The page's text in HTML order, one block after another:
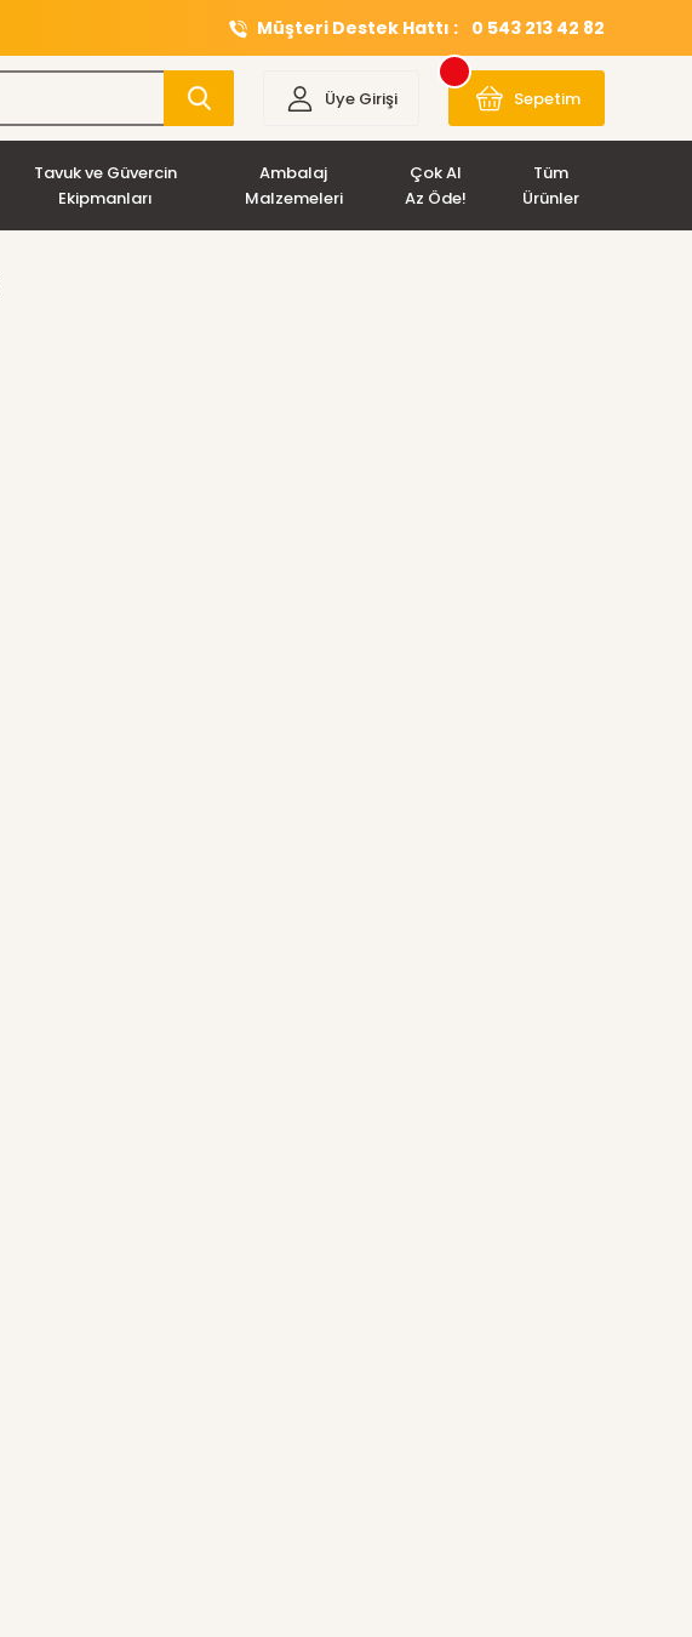
Müşteri Destek Hattı : 0 543 213 42 82
Üye Girişi Sepetim
Tavuk ve Güvercin
Ekipmanları
Ambalaj
Malzemeleri
Çok Al
Az Öde!
Tüm
Ürünler